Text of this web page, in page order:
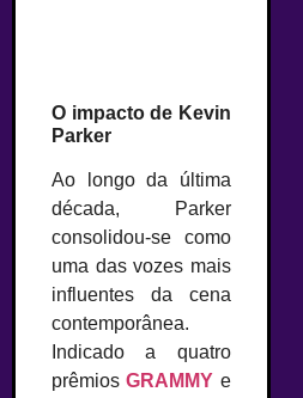
O impacto de Kevin
Parker
Ao longo da última
década, Parker
consolidou-se como
uma das vozes mais
influentes da cena
contemporânea.
Indicado a quatro
prêmiosGRAMMY e